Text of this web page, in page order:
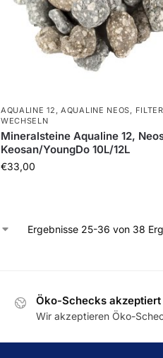
AQUALINE 12 ,AQUALINE NEOS, FILTER
WECHSELN
Mineralsteine Aqualine 12,
Keosan/YoungDo 10L/12L
€33,00
Ergebnisse 25-36 von 38
Öko-Schecks akzeptiert
Wir akzeptieren Öko-